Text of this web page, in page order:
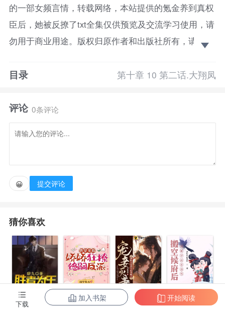
的一部女频言情，转载网络，本站提供的氪金养到真权
臣后，她被反撩了txt全集仅供预览及交流学习使用，请
勿用于商业用途。版权归原作者和出版社所有，请在下
锦时无意中玩了一个恋爱养成游戏，男主逼真又帅气，
苏锦时戳戳沈拾琅的脸：“这就是养帅哥的快乐
吗？”沈拾琅：“什么人装神弄鬼！”苏锦时：“不礼貌，
苏锦时：“买！”给他擦药顺便摸一把胸肌。沈拾琅饭
沈拾琅没有新衣。苏锦时：“买！”顺便看他更衣，摸
一下腹肌。直到她在商城花重金买了一扇传送门，直接
传送到了沈拾琅怀里。
沈拾琅解开衣襟：“摸啊，你怎么不摸了？”*沈拾琅生
目录 第十章 10 第二话.大翔凤
评论 0条评论
😀 提交评论
猜你喜欢
陈东王楠楠
快穿多胎，娇
宠妾灭妻？神
搬空候府后，
下载
加入书架 开始阅读